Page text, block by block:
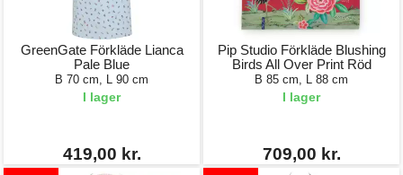
GreenGate Förkläde Lianca
Pale Blue
B 70 cm, L 90 cm
I lager
419,00 kr.
Pip Studio Förkläde Blushing
Birds All Over Print Röd
B 85 cm, L 88 cm
I lager
709,00 kr.